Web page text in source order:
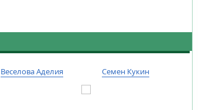
Веселова Аделия Семен Кукин